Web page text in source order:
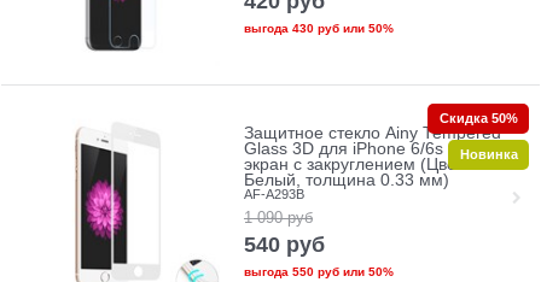
выгода 430 рубили 50%
Защитное стекло Ainy Tempered
Glass 3D для iPhone 6/6s на весь
экран с закруглением (Цвет:
Белый, толщина 0.33 мм)
AF-A293B
1 090 руб
540 руб
выгода 550 рубили 50%
Скидка 50%
Новинка